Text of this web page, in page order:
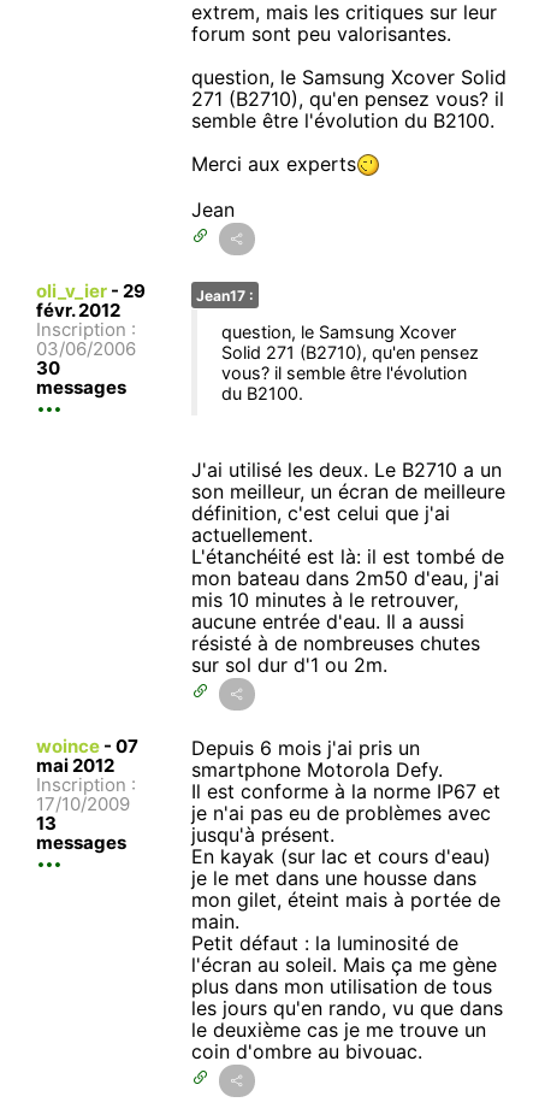
extrem, mais les critiques sur leur
forum sont peu valorisantes.
question, le Samsung Xcover Solid
271 (B2710), qu'en pensez vous? il
semble être l'évolution du B2100.
Merci aux experts
Jean
oli_v_ier - 29
févr. 2012
Inscription :
03/06/2006
30
messages
Jean17 :
question, le Samsung Xcover
Solid 271 (B2710), qu'en pensez
vous? il semble être l'évolution
du B2100.
J'ai utilisé les deux. Le B2710 a un
son meilleur, un écran de meilleure
définition, c'est celui que j'ai
actuellement.
L'étanchéité est là: il est tombé de
mon bateau dans 2m50 d'eau, j'ai
mis 10 minutes à le retrouver,
aucune entrée d'eau. Il a aussi
résisté à de nombreuses chutes
sur sol dur d'1 ou 2m.
woince - 07
mai 2012
Inscription :
17/10/2009
13
messages
Depuis 6 mois j'ai pris un
smartphone Motorola Defy.
Il est conforme à la norme IP67 et
je n'ai pas eu de problèmes avec
jusqu'à présent.
En kayak (sur lac et cours d'eau)
je le met dans une housse dans
mon gilet, éteint mais à portée de
main.
Petit défaut : la luminosité de
l'écran au soleil. Mais ça me gène
plus dans mon utilisation de tous
les jours qu'en rando, vu que dans
le deuxième cas je me trouve un
coin d'ombre au bivouac.